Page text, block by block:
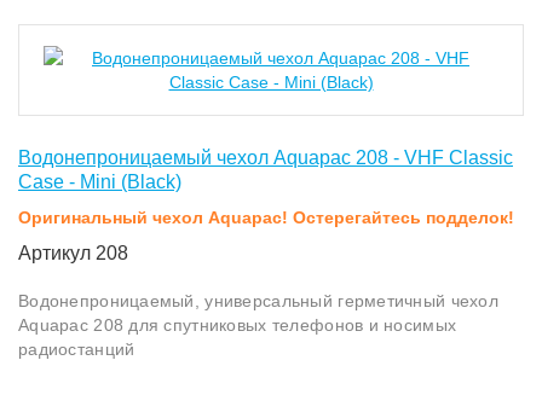
Водонепроницаемый чехол Aquapac 208 - VHF Classic
Case - Mini (Black)
Оригинальный чехол Aquapac! Остерегайтесь подделок!
Артикул 208
Водонепроницаемый, универсальный герметичный чехол
Aquapac 208 для спутниковых телефонов и носимых
радиостанций